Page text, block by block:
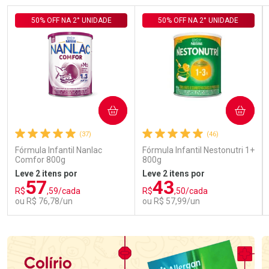
(37)
Fórmula Infantil Nanlac
Comfor 800g
50% OFF NA 2° UNIDADE
Leve 2 itens por
R$57,59/cada
ou R$ 76,78/un
COMPRAR
(46)
Fórmula Infantil Nestonutri 1+
800g
50% OFF NA 2° UNIDADE
Leve 2 itens por
R$43,50/cada
ou R$ 57,99/un
COMPRAR
Laboratório
Por Menos